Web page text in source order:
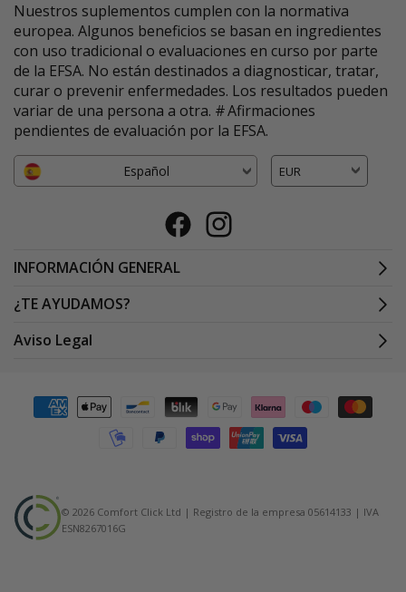
Nuestros suplementos cumplen con la normativa
europea. Algunos beneficios se basan en ingredientes
con uso tradicional o evaluaciones en curso por parte
de la EFSA. No están destinados a diagnosticar, tratar,
curar o prevenir enfermedades. Los resultados pueden
variar de una persona a otra. # Afirmaciones
pendientes de evaluación por la EFSA.
Español EUR
FacebookInstagram
INFORMACIÓN GENERAL
¿TE AYUDAMOS?
Aviso Legal
© 2026 Comfort Click Ltd | Registro de la empresa 05614133 | IVA
ESN8267016G
Formas